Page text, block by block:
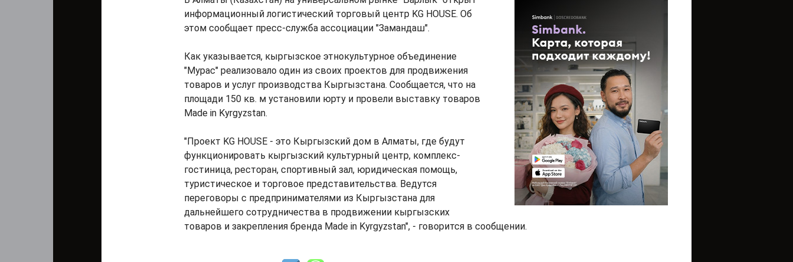
информационный логистический торговый центр KG HOUSE. Об
этом сообщает пресс-служба ассоциации "Замандаш".
Как указывается, кыргызское этнокультурное объединение
"Мурас" реализовало один из своих проектов для продвижения
товаров и услуг производства Кыргызстана. Сообщается, что на
площади 150 кв. м установили юрту и провели выставку товаров
Made in Kyrgyzstan.
"Проект KG HOUSE - это Кыргызский дом в Алматы, где будут
функционировать кыргызский культурный центр, комплекс-
гостиница, ресторан, спортивный зал, юридическая помощь,
туристическое и торговое представительства. Ведутся
переговоры с предпринимателями из Кыргызстана для
дальнейшего сотрудничества в продвижении кыргызских
товаров и закрепления бренда Made in Kyrgyzstan", - говорится в сообщении.